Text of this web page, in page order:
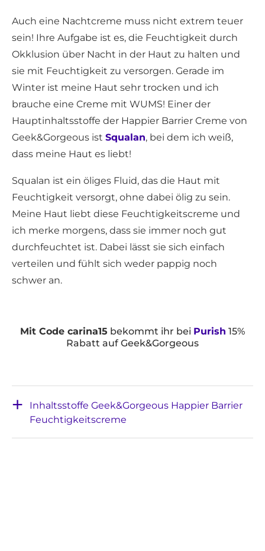
Auch eine Nachtcreme muss nicht extrem teuer
sein! Ihre Aufgabe ist es, die Feuchtigkeit durch
Okklusion über Nacht in der Haut zu halten und
sie mit Feuchtigkeit zu versorgen. Gerade im
Winter ist meine Haut sehr trocken und ich
brauche eine Creme mit WUMS! Einer der
Hauptinhaltsstoffe der Happier Barrier Creme von
Geek&Gorgeous ist Squalan, bei dem ich weiß,
dass meine Haut es liebt!
Squalan ist ein öliges Fluid, das die Haut mit
Feuchtigkeit versorgt, ohne dabei ölig zu sein.
Meine Haut liebt diese Feuchtigkeitscreme und
ich merke morgens, dass sie immer noch gut
durchfeuchtet ist. Dabei lässt sie sich einfach
verteilen und fühlt sich weder pappig noch
schwer an.
Mit Code carina15 bekommt ihr bei Purish 15%
Rabatt auf Geek&Gorgeous
Inhaltsstoffe Geek&Gorgeous Happier Barrier
Feuchtigkeitscreme